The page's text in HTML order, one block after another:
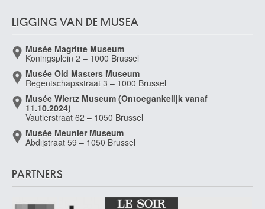
LIGGING VAN DE MUSEA
Musée Magritte Museum
Koningsplein 2 – 1000 Brussel
Musée Old Masters Museum
Regentschapsstraat 3 – 1000 Brussel
Musée Wiertz Museum (Ontoegankelijk vanaf
11.10.2024)
Vautierstraat 62 – 1050 Brussel
Musée Meunier Museum
Abdijstraat 59 – 1050 Brussel
PARTNERS